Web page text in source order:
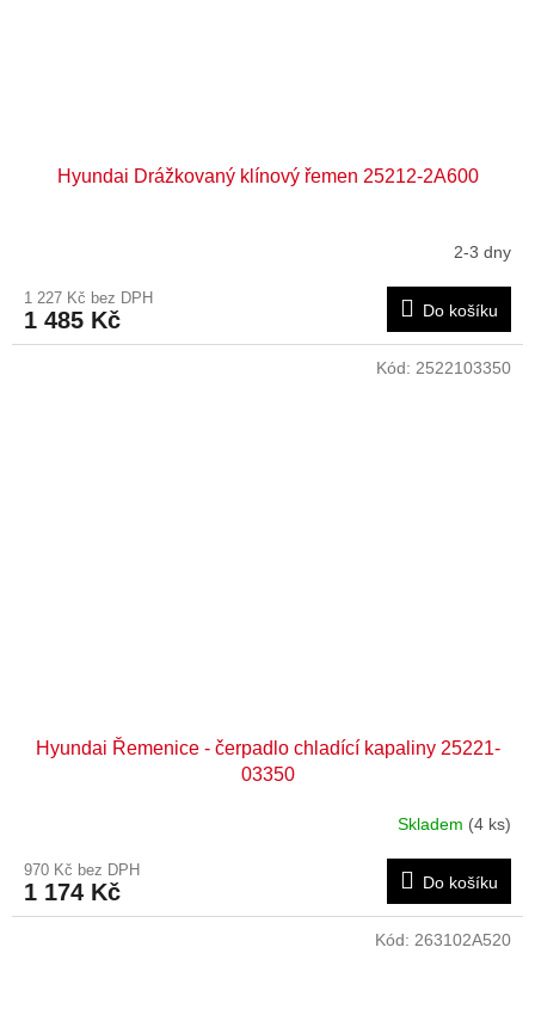
Hyundai Drážkovaný klínový řemen 25212-2A600
2-3 dny
1 227 Kč bez DPH
1 485 Kč Do košíku
Hyundai Řemenice - čerpadlo chladící kapaliny 25221-
03350
Skladem (4 ks)
970 Kč bez DPH
1 174 Kč Do košíku
Kód: 2522103350
Kód: 263102A520